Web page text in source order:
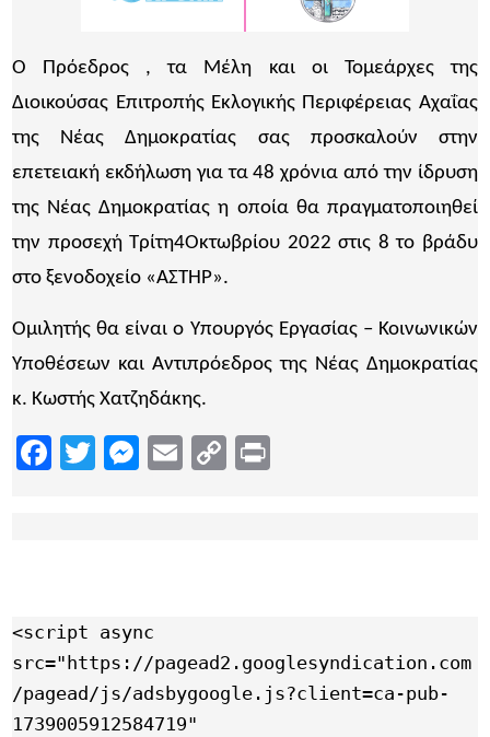
Ο Πρόεδρος , τα Μέλη και οι Τομεάρχες της
Διοικούσας Επιτροπής Εκλογικής Περιφέρειας Αχαΐας
της Νέας Δημοκρατίας σας προσκαλούν στην
επετειακή εκδήλωση για τα 48 χρόνια από την ίδρυση
της Νέας Δημοκρατίας η οποία θα πραγματοποιηθεί
την προσεχή Τρίτη4Οκτωβρίου 2022 στις 8 το βράδυ
στο ξενοδοχείο «ΑΣΤΗΡ».
Ομιλητής θα είναι ο Υπουργός Εργασίας – Κοινωνικών
Υποθέσεων και Αντιπρόεδρος της Νέας Δημοκρατίας
κ. Κωστής Χατζηδάκης.
Facebook
TwitterMessenger
EmailCopy
<script async
src="https://pagead2.googlesyndication.com
/pagead/js/adsbygoogle.js?client=ca-pub-
1739005912584719"